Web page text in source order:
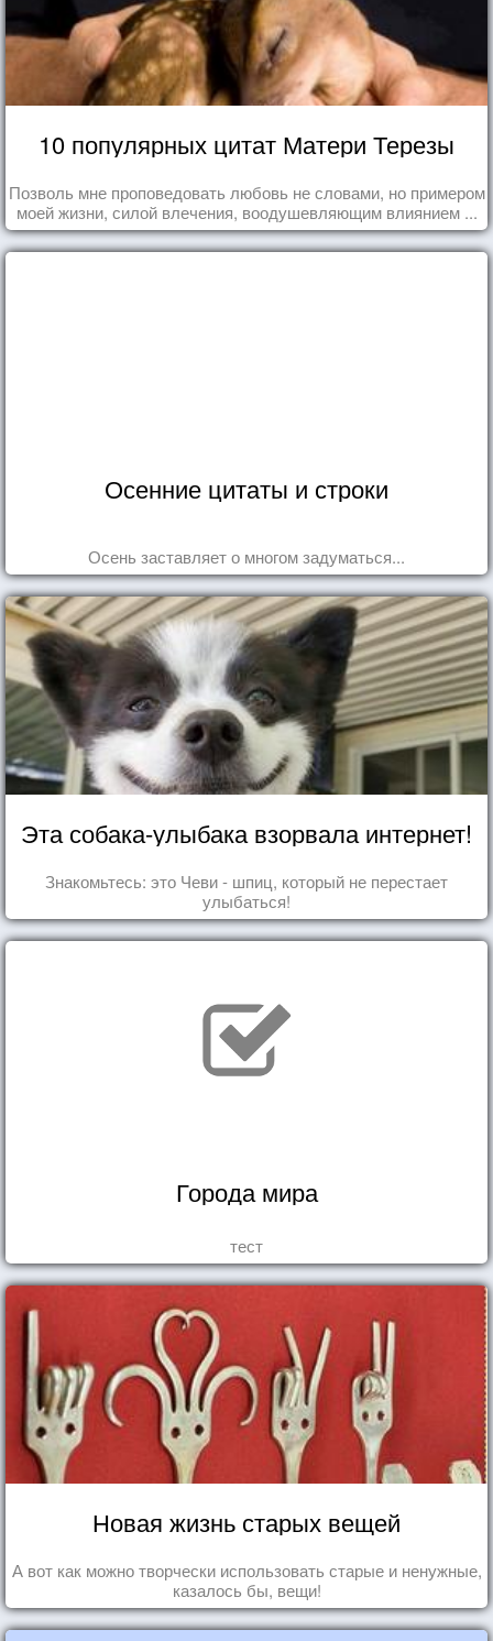
10 популярных цитат Матери Терезы
Позволь мне проповедовать любовь не словами, но примером
моей жизни, силой влечения, воодушевляющим влиянием ...
Осенние цитаты и строки
Осень заставляет о многом задуматься...
Эта собака-улыбака взорвала интернет!
Знакомьтесь: это Чеви - шпиц, который не перестает
улыбаться!
Города мира
тест
Новая жизнь старых вещей
А вот как можно творчески использовать старые и ненужные,
казалось бы, вещи!